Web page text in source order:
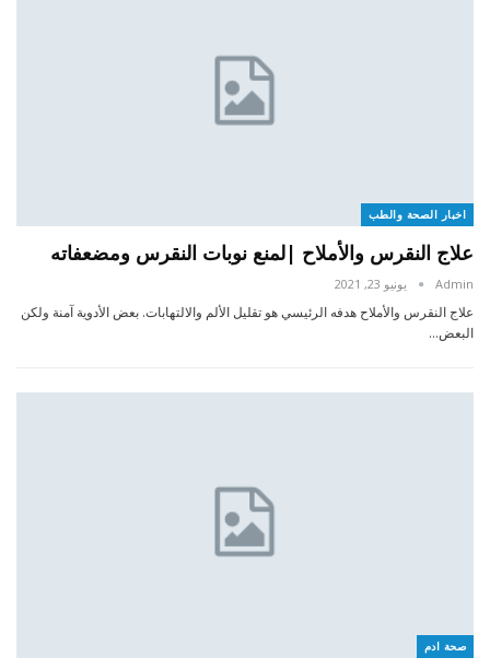
اخبار الصحة والطب
علاج النقرس والأملاح |لمنع نوبات النقرس ومضعفاته
Admin يونيو 23, 2021
علاج النقرس والأملاح هدفه الرئيسي هو تقليل الألم والالتهابات. بعض الأدوية آمنة ولكن
البعض…
صحة ادم